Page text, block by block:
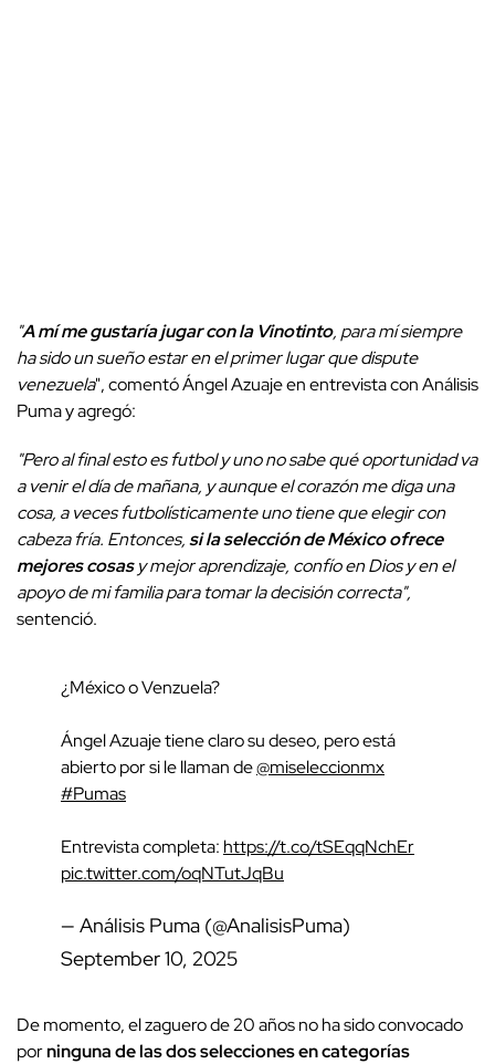
"A mí me gustaría jugar con la Vinotinto, para mí siempre
ha sido un sueño estar en el primer lugar que dispute
venezuela", comentó Ángel Azuaje en entrevista con Análisis
Puma y agregó:
"Pero al final esto es futbol y uno no sabe qué oportunidad va
a venir el día de mañana, y aunque el corazón me diga una
cosa, a veces futbolísticamente uno tiene que elegir con
cabeza fría. Entonces,si la selección de México ofrece
mejores cosasy mejor aprendizaje, confío en Dios y en el
apoyo de mi familia para tomar la decisión correcta",
sentenció.
¿México o Venzuela?
Ángel Azuaje tiene claro su deseo, pero está
abierto por si le llaman de@miseleccionmx
#Pumas
Entrevista completa: https://t.co/tSEqqNchEr
pic.twitter.com/oqNTutJqBu
— Análisis Puma (@AnalisisPuma)
September 10, 2025
De momento, el zaguero de 20 años no ha sido convocado
porninguna de las dos selecciones en categorías